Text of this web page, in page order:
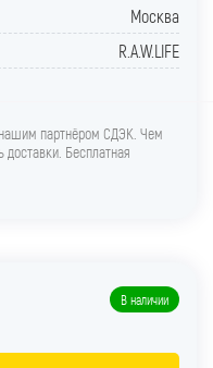
Москва
R.A.W.LIFE
нашим партнёром СДЭК. Чем
Бесплатная
В наличии